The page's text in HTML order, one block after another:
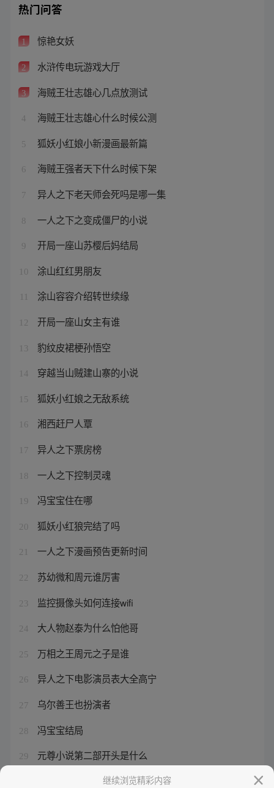
热门问答
1 惊艳女妖
2 水浒传电玩游戏大厅
3 海贼王壮志雄心几点放测试
4 海贼王壮志雄心什么时候公测
5 狐妖小红娘小新漫画最新篇
6 海贼王强者天下什么时候下架
7 异人之下老天师会死吗是哪一集
8 一人之下之变成僵尸的小说
9 开局一座山苏樱后妈结局
10 涂山红红男朋友
涂山容容介绍转世续缘
12 开局一座山女主有谁
13 豹纹皮裙梗孙悟空
14 穿越当山贼建山寨的小说
15 狐妖小红娘之无敌系统
16 湘西赶尸人覃
17 异人之下票房榜
18 一人之下控制灵魂
19 冯宝宝住在哪
20 狐妖小红狼完结了吗
21 一人之下漫画预告更新时间
22 苏幼微和周元谁厉害
23 监控摄像头如何连接wifi
24 大人物赵泰为什么怕他哥
25 万相之王周元之子是谁
26 异人之下电影演员表大全高宁
27 乌尔善王也扮演者
28 冯宝宝结局
29 元尊小说第二部开头是什么
天空阅读app下载苹果继续浏览精彩内容